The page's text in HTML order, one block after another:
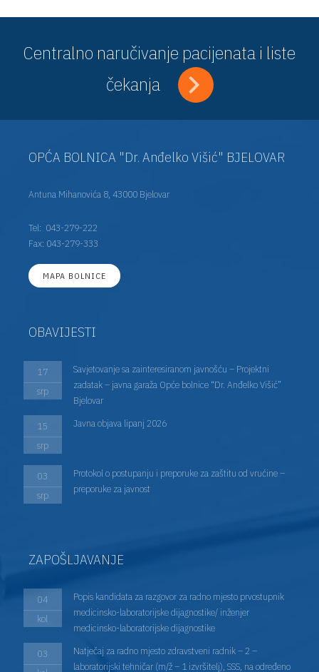
Centralno naručivanje pacijenata i liste
čekanja
OPĆA BOLNICA "Dr. Anđelko Višić" BJELOVAR
Antuna Mihanovića 8, 43000 Bjelovar
Tel: 043-279-222
Fax: 043-279-333
MAPA BOLNICE
OBAVIJESTI
17
srp
Savjetovanje sa zainteresiranom javnošću – Projektni
zadatak – javna garaža Opće bolnice “Dr. Anđelko Višić”
Bjelovar
15
srp
Javna objava lipanj 2026
03
srp
Protokol o postupanju i preporuke za zaštitu od vrućine –
preporuke za javnost
ZAPOŠLJAVANJE
04
kol
Popis kandidata za razgovor za radno mjesto prvostupnik
medicinsko-laboratorijske dijagnostike/ inženjer
medicinsko-laboratorijske dijagnostike
03
Natječaj za radno mjesto zdravstveni radnik – 2 –
laboratorijski tehničar (m/ž – 1 izvršitelj), SSS, na određeno